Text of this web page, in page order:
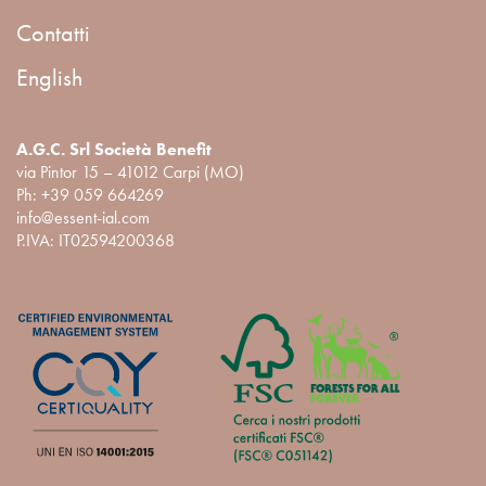
Contatti
English
A.G.C. Srl Società Benefit
via Pintor 15 – 41012 Carpi (MO)
Ph: +39 059 664269
info@essent-ial.com
P.IVA: IT02594200368